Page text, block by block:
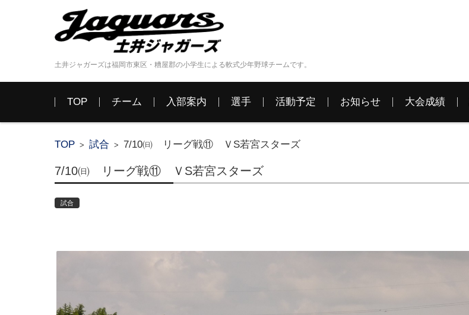
土井ジャガーズは福岡市東区・糟屋郡の小学生による軟式少年野球チームです。
コンテンツに移動
TOP
チーム 入部案内 選手 活動予定 お知らせ 大会成績
TOP > 試合 > 7/10㈰ リーグ戦⑪ ＶS若宮スターズ
7/10㈰ リーグ戦⑪ ＶS若宮スターズ
試合